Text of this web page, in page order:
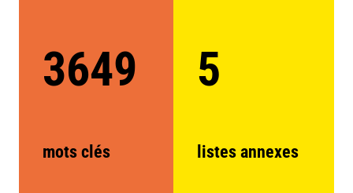
3649
mots clés
5
listes annexes